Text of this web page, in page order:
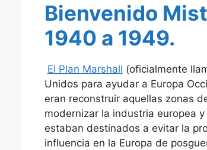
Bienvenido
1940 a 1949.
El Plan Marshall (oficialmente
Unidos para ayudar a Europa
eran reconstruir aquellas zonas
modernizar la industria europea
estaban destinados a evitar la
influencia en la Europa de